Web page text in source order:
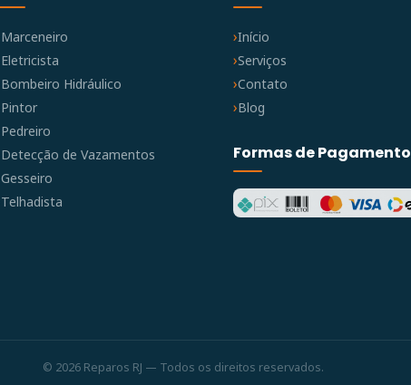
Marceneiro
Eletricista
Bombeiro Hidráulico
Pintor
Pedreiro
Detecção de Vazamentos
Gesseiro
Telhadista
Início
Serviços
Contato
Blog
Formas de Pagamento
© 2026 Reparos RJ — Todos os direitos reservados.